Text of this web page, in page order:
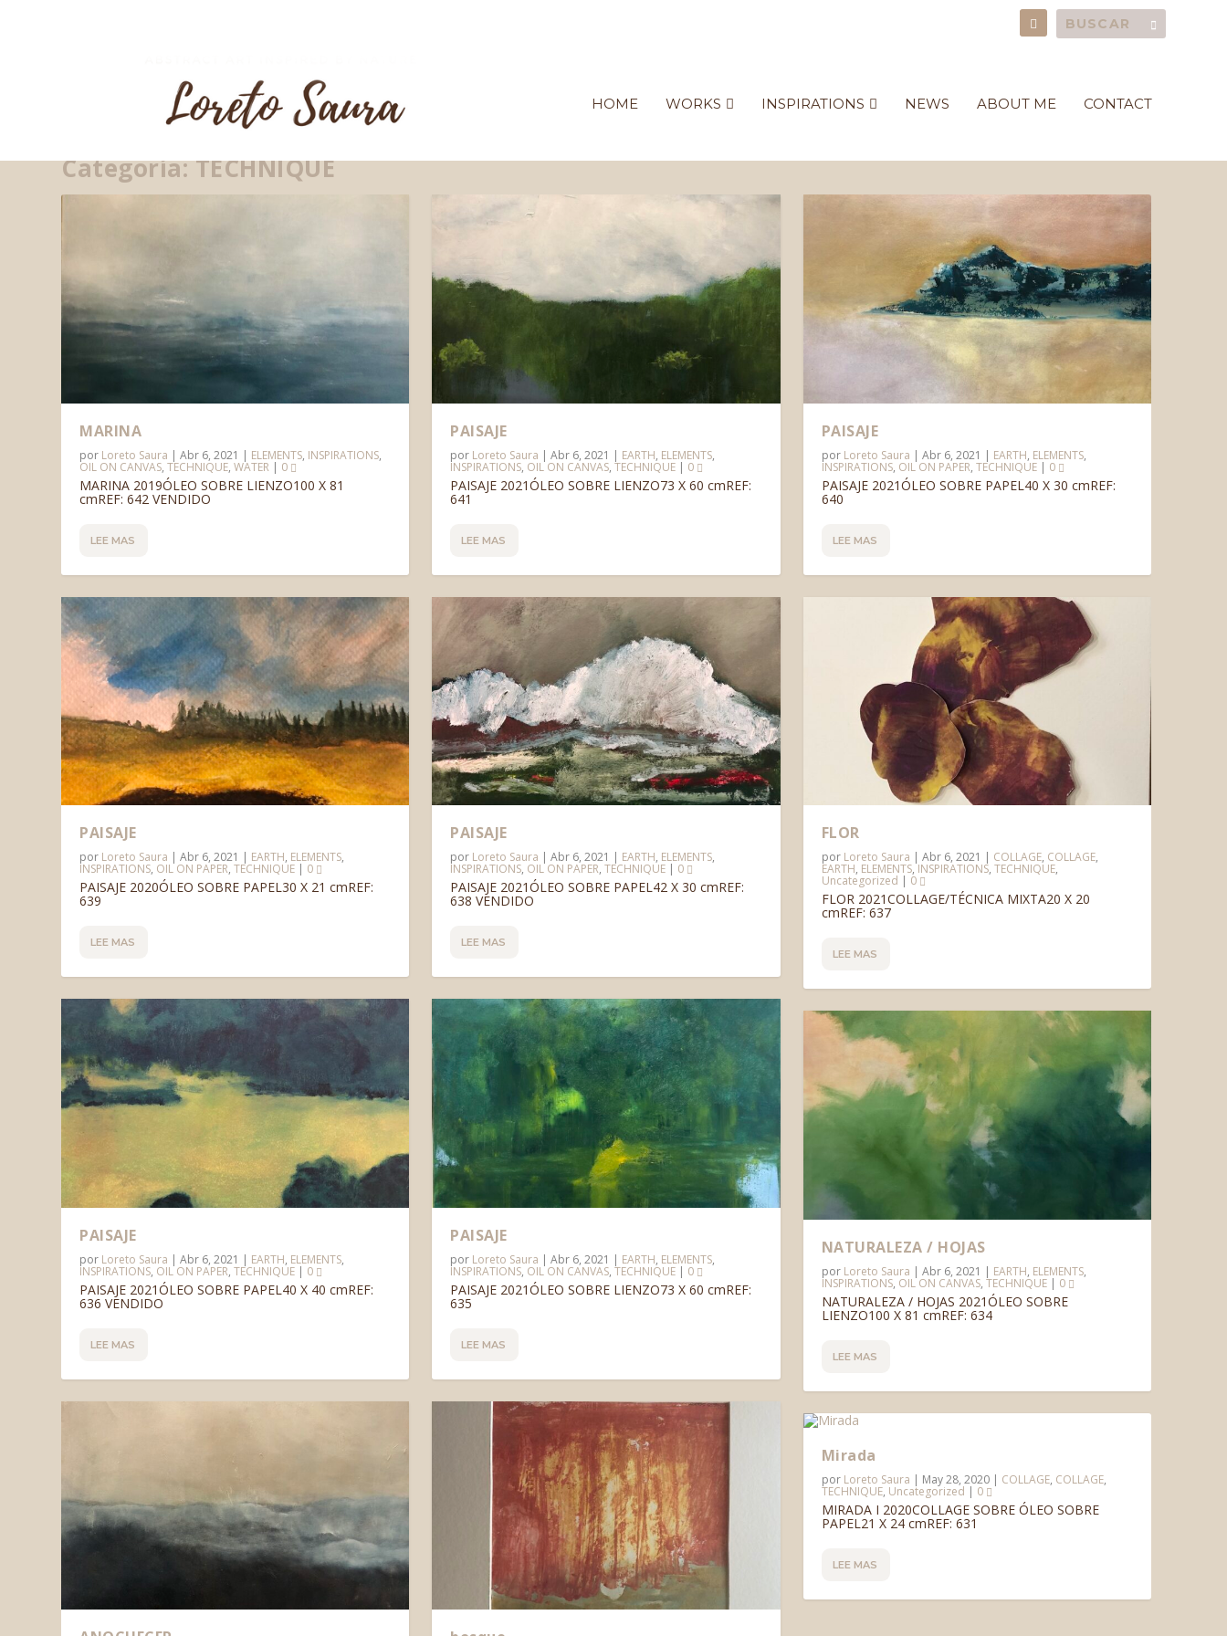
HOME WORKS INSPIRATIONS NEWS ABOUT ME CONTACT
Categoría:TECHNIQUE
MARINA
por Loreto Saura |Abr 6, 2021 | ELEMENTS, INSPIRATIONS,
OIL ON CANVAS,TECHNIQUE,WATER | 0
MARINA 2019ÓLEO SOBRE LIENZO100 X 81
cmREF: 642 VENDIDO
LEE MAS
PAISAJE
por Loreto Saura |Abr 6, 2021 | EARTH, ELEMENTS,
INSPIRATIONS, OIL ON PAPER,TECHNIQUE | 0
PAISAJE 2020ÓLEO SOBRE PAPEL30 X 21 cmREF:
639
LEE MAS
PAISAJE
por Loreto Saura |Abr 6, 2021 | EARTH, ELEMENTS,
INSPIRATIONS, OIL ON PAPER,TECHNIQUE | 0
PAISAJE 2021ÓLEO SOBRE PAPEL40 X 40 cmREF:
636 VENDIDO
LEE MAS
PAISAJE
por Loreto Saura |Abr 6, 2021 | EARTH, ELEMENTS,
INSPIRATIONS, OIL ON CANVAS,TECHNIQUE | 0
PAISAJE 2021ÓLEO SOBRE LIENZO73 X 60 cmREF:
641
LEE MAS
PAISAJE
por Loreto Saura |Abr 6, 2021 | EARTH, ELEMENTS,
INSPIRATIONS, OIL ON PAPER,TECHNIQUE | 0
PAISAJE 2021ÓLEO SOBRE PAPEL42 X 30 cmREF:
638 VENDIDO
LEE MAS
PAISAJE
por Loreto Saura |Abr 6, 2021 | EARTH, ELEMENTS,
INSPIRATIONS, OIL ON CANVAS,TECHNIQUE | 0
PAISAJE 2021ÓLEO SOBRE LIENZO73 X 60 cmREF:
635
LEE MAS
PAISAJE
por Loreto Saura | Abr 6, 2021 | EARTH, ELEMENTS,
INSPIRATIONS, OIL ON PAPER, TECHNIQUE| 0
PAISAJE 2021ÓLEO SOBRE PAPEL40 X 30 cmREF:
640
LEE MAS
FLOR
por Loreto Saura | Abr 6, 2021 | COLLAGE, COLLAGE,
EARTH, ELEMENTS,INSPIRATIONS, TECHNIQUE,
Uncategorized | 0
FLOR 2021COLLAGE/TÉCNICA MIXTA20 X 20
cmREF: 637
LEE MAS
NATURALEZA / HOJAS
por Loreto Saura | Abr 6, 2021 | EARTH, ELEMENTS,
INSPIRATIONS, OIL ON CANVAS, TECHNIQUE| 0
NATURALEZA / HOJAS 2021ÓLEO SOBRE
LIENZO100 X 81 cmREF: 634
LEE MAS
Mirada
por Loreto Saura | May 28, 2020| COLLAGE, COLLAGE,
TECHNIQUE, Uncategorized | 0
MIRADA I 2020COLLAGE SOBRE ÓLEO SOBRE
PAPEL21 X 24 cmREF: 631
LEE MAS